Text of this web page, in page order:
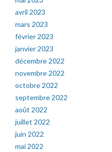
avril 2023
mars 2023
février 2023
janvier 2023
décembre 2022
novembre 2022
octobre 2022
septembre 2022
août 2022
juillet 2022
juin 2022
mai 2022